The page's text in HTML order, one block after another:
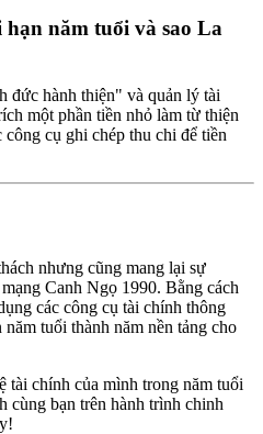
hạn năm tuổi và sao La
đức hành thiện" và quản lý tài
một phần tiền nhỏ làm từ thiện
cụ ghi chép thu chi để tiền
nhưng cũng mang lại sự
Canh Ngọ 1990. Bằng cách
các công cụ tài chính thông
tuổi thành năm nền tảng cho
tài chính của mình trong năm tuổi
cùng bạn trên hành trình chinh